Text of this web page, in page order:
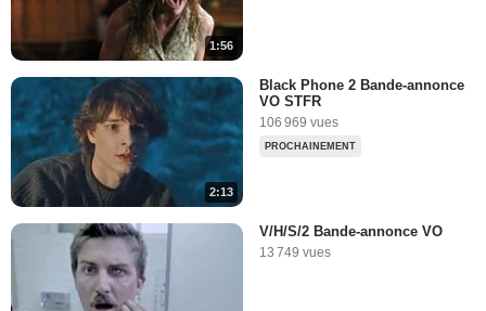
1:56
2:13
Black Phone 2 Bande-annonce
VO STFR
106 969 vues
PROCHAINEMENT
V/H/S/2 Bande-annonce VO
13 749 vues